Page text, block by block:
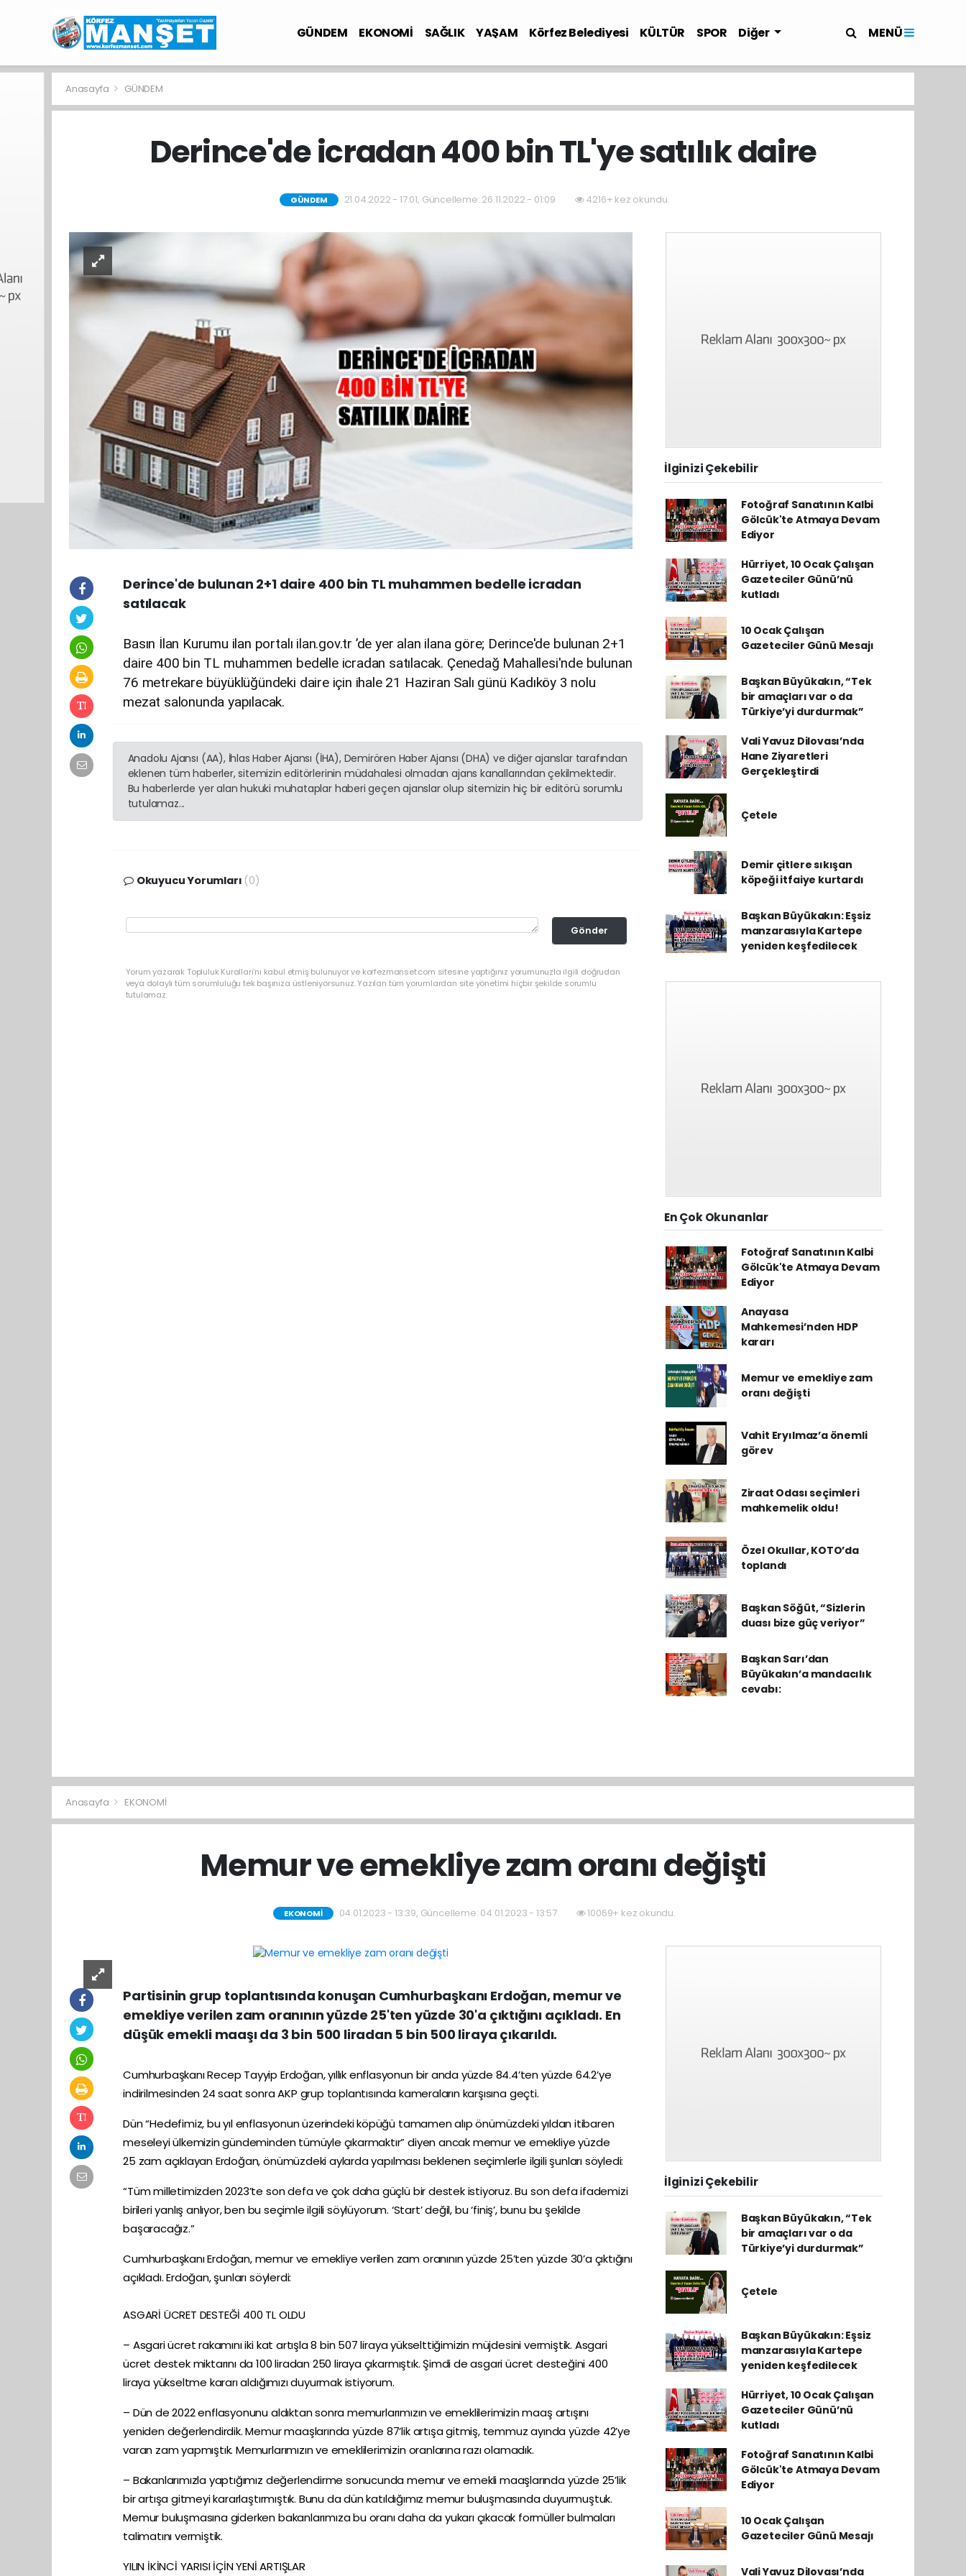
GÜNDEM EKONOMİ SAĞLIK YAŞAM Körfez Belediyesi KÜLTÜR SPOR Diğer MENÜ
Anasayfa GÜNDEM
Derince'de icradan 400 bin TL'ye satılık daire
GÜNDEM 21.04.2022 - 17:01, Güncelleme: 26.11.2022 - 01:09 4216+ kez okundu.
Derince'de bulunan 2+1 daire 400 bin TL muhammen bedelle icradan
satılacak
Basın İlan Kurumu ilan portalı ilan.gov.tr ’de yer alan ilana göre; Derince'de bulunan 2+1
daire 400 bin TL muhammen bedelle icradan satılacak. Çenedağ Mahallesi'nde bulunan
76 metrekare büyüklüğündeki daire için ihale 21 Haziran Salı günü Kadıköy 3 nolu
mezat salonunda yapılacak.
Anadolu Ajansı (AA), İhlas Haber Ajansı (İHA), Demirören Haber Ajansı (DHA) ve diğer ajanslar tarafından
eklenen tüm haberler, sitemizin editörlerinin müdahalesi olmadan ajans kanallarından çekilmektedir.
Bu haberlerde yer alan hukuki muhataplar haberi geçen ajanslar olup sitemizin hiç bir editörü sorumlu
tutulamaz...
Okuyucu Yorumları (0)
Gönder
Yorum yazarak Topluluk Kuralları’nı kabul etmiş bulunuyor ve korfezmanset.com sitesine yaptığınız yorumunuzla ilgili doğrudan
veya dolaylı tüm sorumluluğu tek başınıza üstleniyorsunuz. Yazılan tüm yorumlardan site yönetimi hiçbir şekilde sorumlu
tutulamaz.
İlginizi Çekebilir
Fotoğraf Sanatının Kalbi
Gölcük'te Atmaya Devam
Ediyor
Hürriyet, 10 Ocak Çalışan
Gazeteciler Günü’nü
kutladı
10 Ocak Çalışan
Gazeteciler Günü Mesajı
Başkan Büyükakın, “Tek
bir amaçları var o da
Türkiye’yi durdurmak”
Vali Yavuz Dilovası’nda
Hane Ziyaretleri
Gerçekleştirdi
Çetele
Demir çitlere sıkışan
köpeği itfaiye kurtardı
Başkan Büyükakın: Eşsiz
manzarasıyla Kartepe
yeniden keşfedilecek
En Çok Okunanlar
Fotoğraf Sanatının Kalbi
Gölcük'te Atmaya Devam
Ediyor
Anayasa
Mahkemesi’nden HDP
kararı
Memur ve emekliye zam
oranı değişti
Vahit Eryılmaz’a önemli
görev
Ziraat Odası seçimleri
mahkemelik oldu!
Özel Okullar, KOTO’da
toplandı
Başkan Söğüt, “Sizlerin
duası bize güç veriyor”
Başkan Sarı’dan
Büyükakın’a mandacılık
cevabı:
Anasayfa EKONOMİ
Memur ve emekliye zam oranı değişti
EKONOMİ 04.01.2023 - 13:39, Güncelleme: 04.01.2023 - 13:57 10069+ kez okundu.
Partisinin grup toplantısında konuşan Cumhurbaşkanı Erdoğan, memur ve
emekliye verilen zam oranının yüzde 25'ten yüzde 30'a çıktığını açıkladı. En
düşük emekli maaşı da 3 bin 500 liradan 5 bin 500 liraya çıkarıldı.
CumhurbaşkanıRecep Tayyip Erdoğan, yıllık enflasyonun bir anda yüzde 84.4’ten yüzde 64.2’ye
indirilmesinden 24 saat sonraAKP grup toplantısında kameraların karşısına geçti.
Dün “Hedefimiz, bu yıl enflasyonun üzerindeki köpüğü tamamen alıp önümüzdeki yıldan itibaren
meseleyi ülkemizin gündeminden tümüyle çıkarmaktır” diyen ancak memur ve emekliye yüzde
25 zamaçıklayan Erdoğan, önümüzdeki aylarda yapılması beklenen seçimlerle ilgili şunları söyledi:
“Tüm milletimizden 2023’te son defa ve çok daha güçlü bir destek istiyoruz. Bu son defa ifademizi
birileri yanlış anlıyor, ben bu seçimle ilgili söylüyorum. ‘Start’ değil, bu ‘finiş’, bunu bu şekilde
başaracağız.”
Cumhurbaşkanı Erdoğan, memur ve emekliye verilen zam oranının yüzde 25’ten yüzde 30’a çıktığını
açıkladı. Erdoğan, şunları söylerdi:
ASGARİ ÜCRET DESTEĞİ 400 TL OLDU
– Asgari ücret rakamını iki kat artışla 8 bin 507 liraya yükselttiğimizin müjdesini vermiştik. Asgari
ücret destek miktarını da 100 liradan 250 liraya çıkarmıştık. Şimdi de asgari ücret desteğini 400
liraya yükseltme kararı aldığımızı duyurmak istiyorum.
– Dün de 2022 enflasyonunu aldıktan sonra memurlarımızın ve emeklilerimizin maaş artışını
yeniden değerlendirdik. Memur maaşlarında yüzde 87’lik artışa gitmiş, temmuz ayında yüzde 42’ye
varan zam yapmıştık. Memurlarımızın ve emeklilerimizin oranlarına razı olamadık.
– Bakanlarımızla yaptığımız değerlendirme sonucunda memur ve emekli maaşlarında yüzde 25’lik
bir artışa gitmeyi kararlaştırmıştık. Bunu da dün katıldığımız memur buluşmasında duyurmuştuk.
Memur buluşmasına giderken bakanlarımıza bu oranı daha da yukarı çıkacak formüller bulmaları
talimatını vermiştik.
YILIN İKİNCİ YARISI İÇİN YENİ ARTIŞLAR
İlginizi Çekebilir
Başkan Büyükakın, “Tek
bir amaçları var o da
Türkiye’yi durdurmak”
Çetele
Başkan Büyükakın: Eşsiz
manzarasıyla Kartepe
yeniden keşfedilecek
Hürriyet, 10 Ocak Çalışan
Gazeteciler Günü’nü
kutladı
Fotoğraf Sanatının Kalbi
Gölcük'te Atmaya Devam
Ediyor
10 Ocak Çalışan
Gazeteciler Günü Mesajı
Vali Yavuz Dilovası’nda